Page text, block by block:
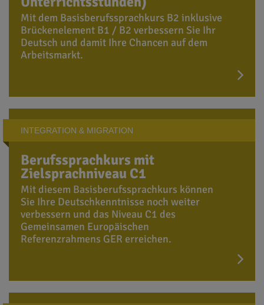
Mit dem Basisberufssprachkurs B2 inklusive
Brückenelement B1 / B2 verbessern Sie Ihr
Deutsch und damit Ihre Chancen auf dem
Arbeitsmarkt.
INTEGRATION & MIGRATION
Berufssprachkurs mit
Zielsprachniveau C1
Mit diesem Basisberufssprachkurs können
Sie Ihre Deutschkenntnisse noch weiter
verbessern und das Niveau C1 des
Gemeinsamen Europäischen
Referenzrahmens GER erreichen.